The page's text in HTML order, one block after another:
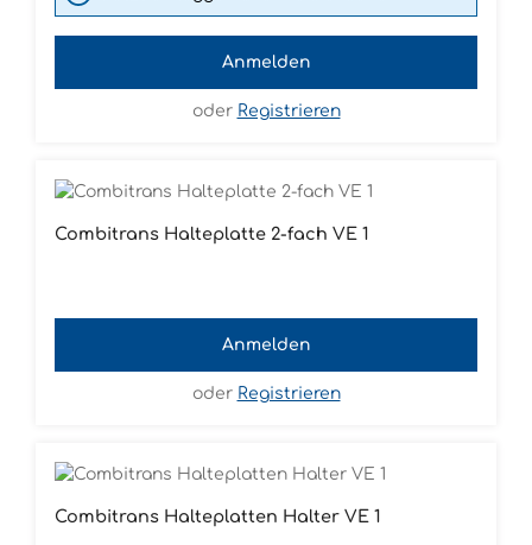
Anmelden
oder Registrieren
Combitrans Halteplatte 2-fach VE 1
Anmelden
oder Registrieren
Combitrans Halteplatten Halter VE 1